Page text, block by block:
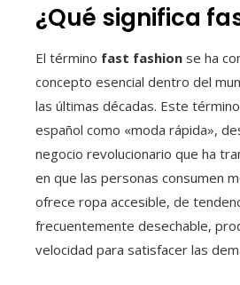
¿Qué significa
El término fast fashion se ha
concepto esencial dentro del
las últimas décadas. Este
español como «moda rápida»,
negocio revolucionario que ha
en que las personas consumen
ofrece ropa accesible, de
frecuentemente desechable,
velocidad para satisfacer las